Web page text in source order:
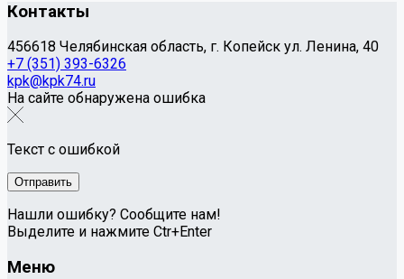
Контакты
456618 Челябинская область, г. Копейск ул. Ленина, 40
+7 (351) 393-6326
kpk@kpk74.ru
На сайте обнаружена ошибка
Текст с ошибкой
Нашли ошибку? Сообщите нам!
Выделите и нажмите Ctr+Enter
Меню